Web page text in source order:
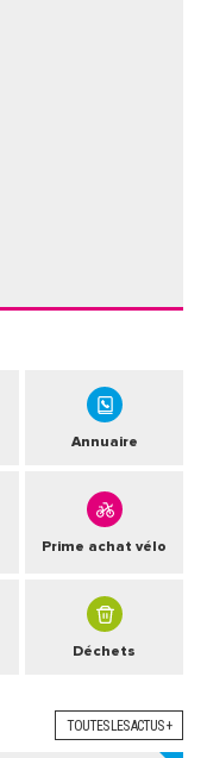
Annuaire
Prime achat vélo
Déchets
TOUTES LES ACTUS +